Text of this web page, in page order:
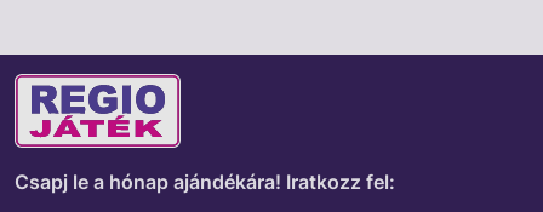
Csapj le a hónap ajándékára! Iratkozz fel: